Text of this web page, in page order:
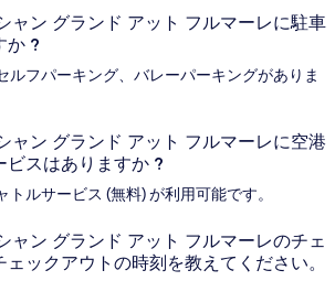
ャン グランド アット フルマーレに駐車
か ?
ルフパーキング、バレーパーキングがありま
ャン グランド アット フルマーレに空港
ビスはありますか ?
トルサービス (無料) が利用可能です。
ャン グランド アット フルマーレのチェ
ェックアウトの時刻を教えてください。